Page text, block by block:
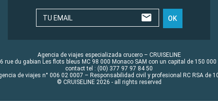
TU EMAIL OK
Agencia de viajes especializada crucero – CRUISELINE
rue du gabian Les flots bleus MC 98 000 Monaco SAM con un capital de 150 000
contact tel : (00) 377 97 97 84 50
de viajes n° 006 02 0007 – Responsabilidad civil y profesional RC RSA de
© CRUISELINE 2026 - all rights reserved